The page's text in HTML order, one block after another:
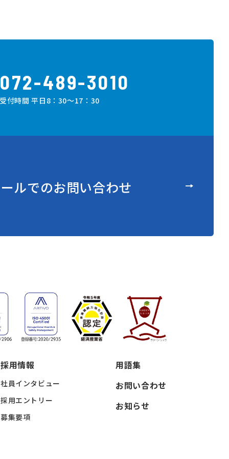
072-489-3010
受付時間 平日8：30～17：30
ールでのお問い合わせ
採用情報
社員インタビュー
採用エントリー
募集要項
用語集
お問い合わせ
お知らせ